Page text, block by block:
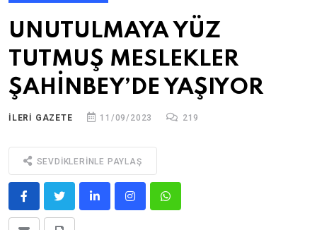
UNUTULMAYA YÜZ
TUTMUŞ MESLEKLER
ŞAHİNBEY’DE YAŞIYOR
ILERİ GAZETE 11/09/2023 219
SEVDIKLERINLE PAYLAŞ